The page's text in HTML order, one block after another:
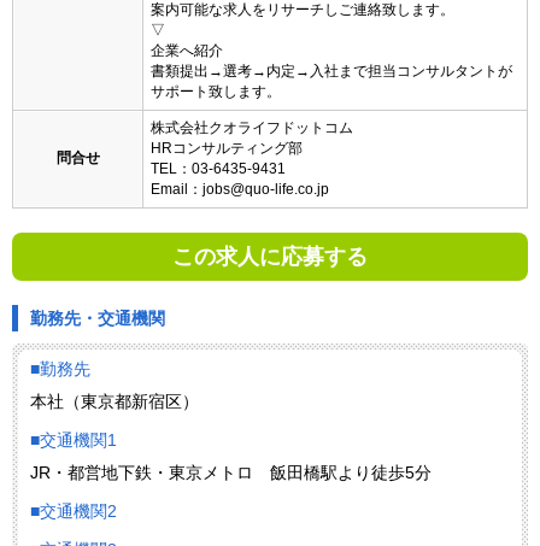
案内可能な求人をリサーチしご連絡致します。
▽
企業へ紹介
書類提出→選考→内定→入社まで担当コンサルタントが
サポート致します。
問合せ
株式会社クオライフドットコム
HRコンサルティング部
TEL：03-6435-9431
Email：jobs@quo-life.co.jp
この求人に応募する
勤務先・交通機関
■勤務先
本社（東京都新宿区）
■交通機関1
JR・都営地下鉄・東京メトロ 飯田橋駅より徒歩5分
■交通機関2